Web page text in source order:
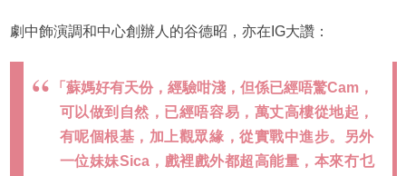
劇中飾演調和中心創辦人的谷德昭，亦在IG大讚：
「蘇媽好有天份，經驗咁淺，但係已經唔驚Cam，
可以做到自然，已經唔容易，萬丈高樓從地起，
有呢個根基，加上觀眾緣，從實戰中進步。另外
一位妹妹Sica，戲裡戲外都超高能量，本來冇乜